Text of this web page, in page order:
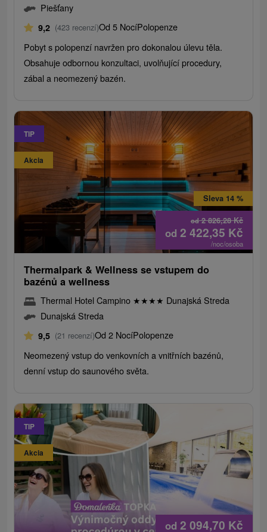
Piešťany
9,2 (423 recenzí)Od 5 NocíPolopenze
Pobyt s polopenzí navržen pro dokonalou úlevu těla.
Obsahuje odbornou konzultaci, uvolňující procedury,
zábal a neomezený bazén.
TIP
Akcia
od2 826,28Kč
Sleva 14 %
od 2 422,35 Kč
/noc/osoba
Thermalpark & ​​Wellness se vstupem do
bazénů a wellness
Thermal Hotel Campino ★★★★ Dunajská Streda
Dunajská Streda
9,5 (21 recenzí)Od 2 NocíPolopenze
Neomezený vstup do venkovních a vnitřních bazénů,
denní vstup do saunového světa.
TIP
Akcia
od 2 094,70 Kč